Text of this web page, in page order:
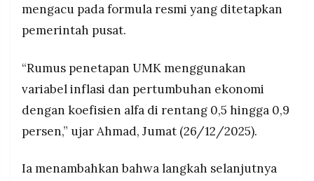
mengacu pada formula resmi yang ditetapkan
pemerintah pusat.
“Rumus penetapan UMK menggunakan
variabel inflasi dan pertumbuhan ekonomi
dengan koefisien alfa di rentang 0,5 hingga 0,9
persen,” ujar Ahmad, Jumat (26/12/2025).
Ia menambahkan bahwa langkah selanjutnya